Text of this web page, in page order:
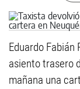
Eduardo Fabián
asiento trasero
mañana una